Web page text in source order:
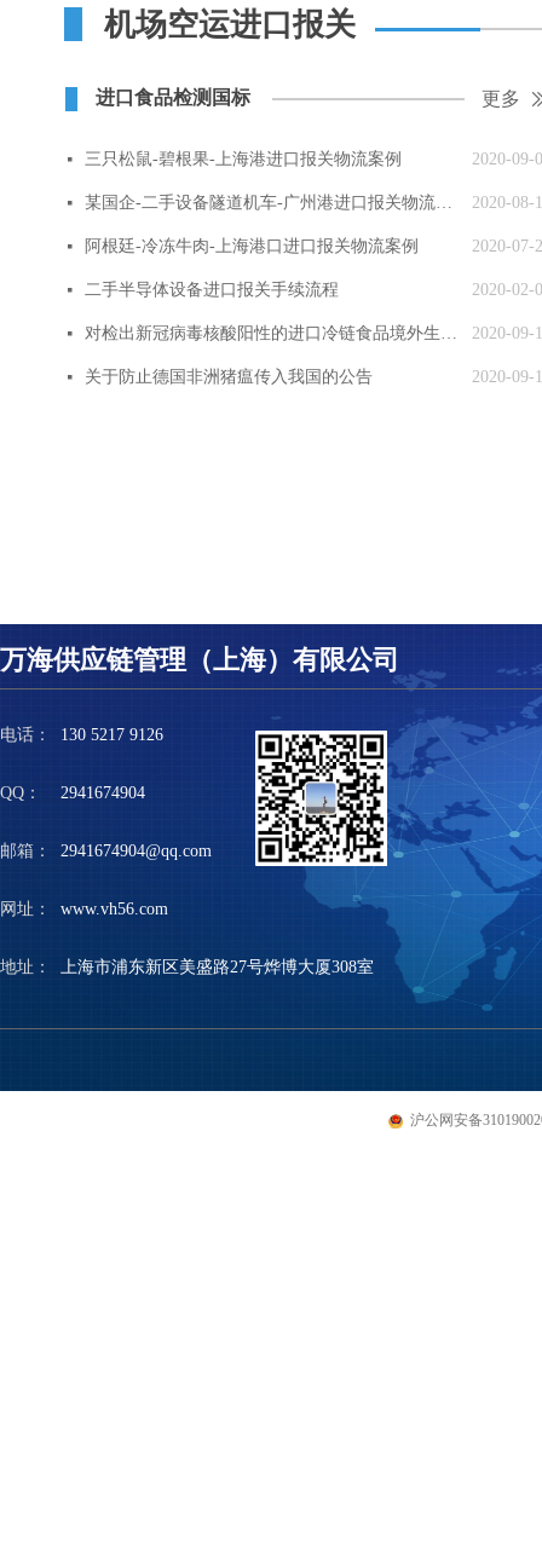
机场空运进口报关
更多
进口食品检测国标
2020-09-
넷 三只松鼠-碧根果-上海港进口报关物流案例
2020-08-
넷 某国企-二手设备隧道机车-广州港进口报关物流案例
2020-07-
넷 阿根廷-冷冻牛肉-上海港口进口报关物流案例
2020-02-
넷 二手半导体设备进口报关手续流程
2020-09-
넷 对检出新冠病毒核酸阳性的进口冷链食品境外生产企业实施紧急预防性措施
2020-09-
넷 关于防止德国非洲猪瘟传入我国的公告
电话： 130 5217 9126
QQ： 2941674904
邮箱： 2941674904@qq.com
网址： www.vh56.com
地址： 上海市浦东新区美盛路27号烨博大厦308室
万海供应链管理（上海）有限公司
沪公网安备